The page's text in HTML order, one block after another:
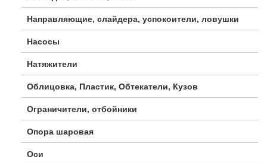
Направляющие, слайдера, успокоители, ловушки
Насосы
Натяжители
Облицовка, Пластик, Обтекатели, Кузов
Ограничители, отбойники
Опора шаровая
Оси